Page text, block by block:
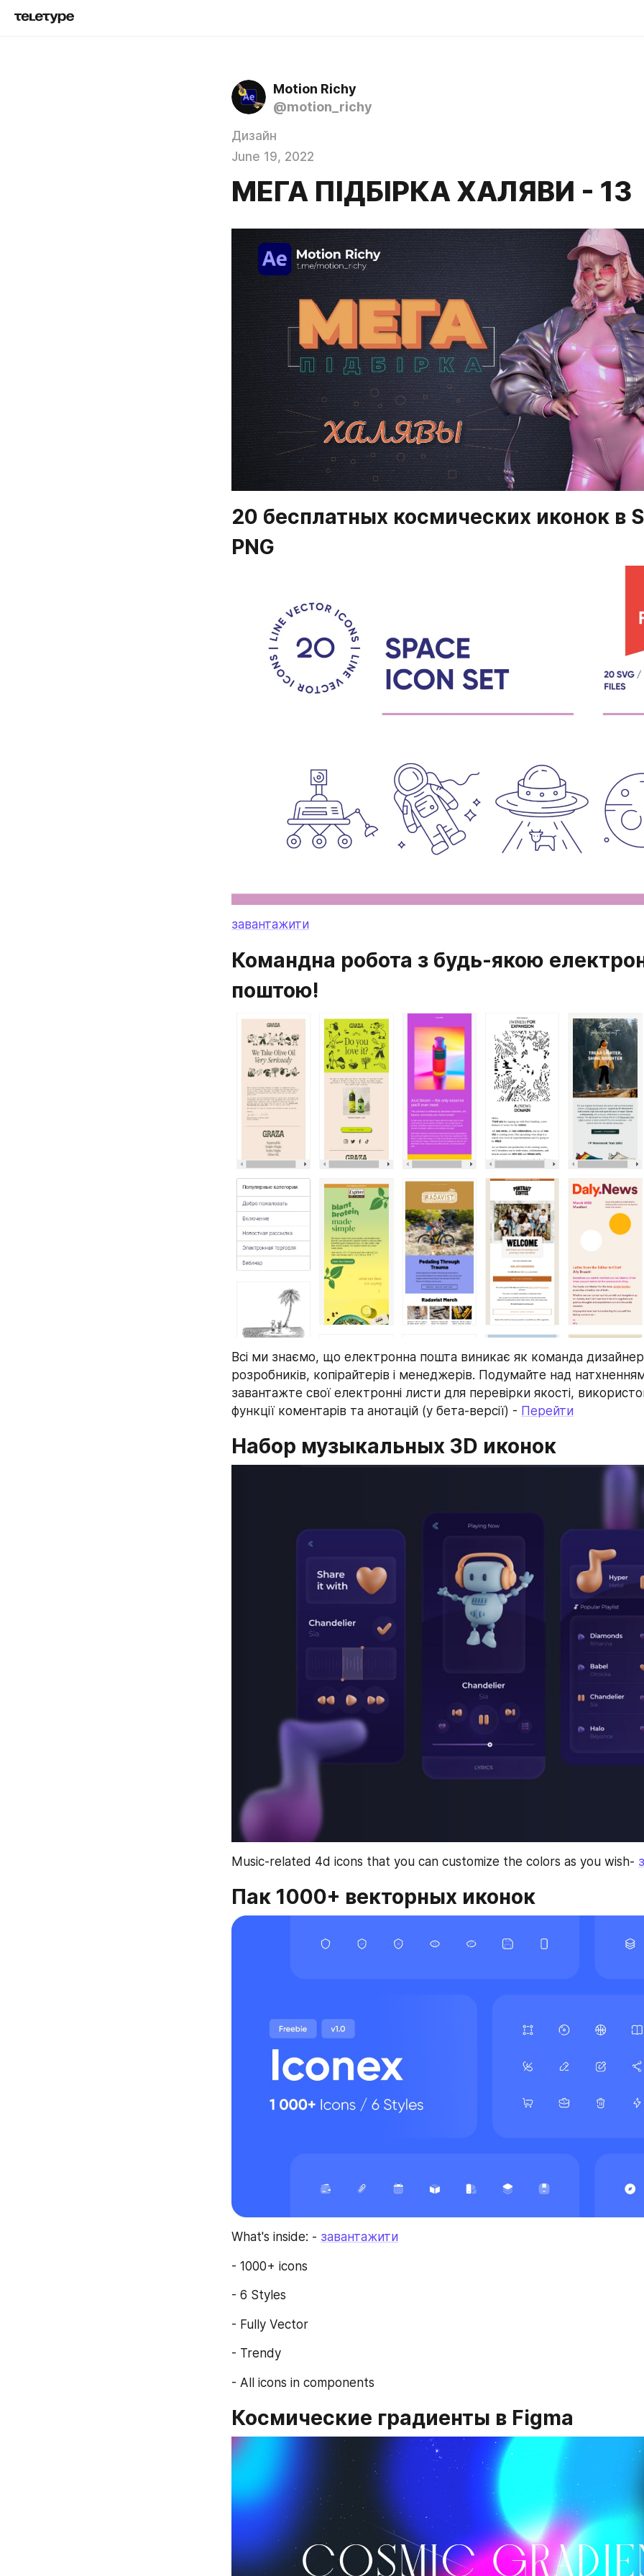
Motion Richy
@motion_richy
Дизайн
June 19, 2022
МЕГА ПІДБІРКА ХАЛЯВИ - 13
20 бесплатных космических иконок в
PNG
завантажити
Командна робота з будь-якою
поштою!
Всі ми знаємо, що електронна пошта виникає як команда
розробників, копірайтерів і менеджерів. Подумайте над
завантажте свої електронні листи для перевірки якості,
функції коментарів та анотацій (у бета-версії) - Перейти
Набор музыкальных 3D иконок
Music-related 4d icons that you can customize the colors as you wish-
Пак 1000+ векторных иконок
What's inside: - завантажити
- 1000+ icons
- 6 Styles
- Fully Vector
- Trendy
- All icons in components
Космические градиенты в Figma